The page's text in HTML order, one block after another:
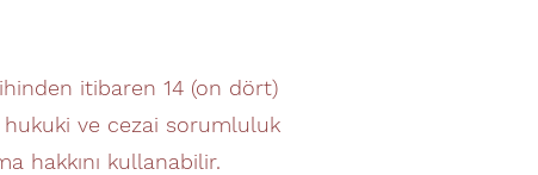
itibaren 14 (on dört)
hukuki ve cezai sorumluluk
hakkını kullanabilir.